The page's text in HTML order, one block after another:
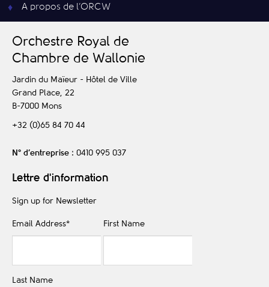
A propos de l’ORCW
Orchestre Royal de
Chambre de Wallonie
Jardin du Maïeur - Hôtel de Ville
Grand Place, 22
B-7000 Mons
+32 (0)65 84 70 44
N° d’entreprise : 0410 995 037
Lettre d'information
Sign up for Newsletter
Email Address* First Name
Last Name